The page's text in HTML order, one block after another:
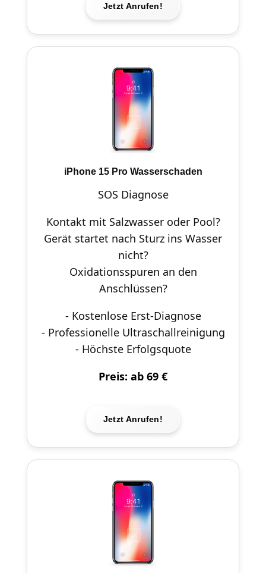
Jetzt Anrufen!
iPhone 15 Pro Wasserschaden
SOS Diagnose
Kontakt mit Salzwasser oder Pool?
Gerät startet nach Sturz ins Wasser
nicht?
Oxidationsspuren an den
Anschlüssen?
- Kostenlose Erst-Diagnose
- Professionelle Ultraschallreinigung
- Höchste Erfolgsquote
Preis: ab 69 €
Jetzt Anrufen!